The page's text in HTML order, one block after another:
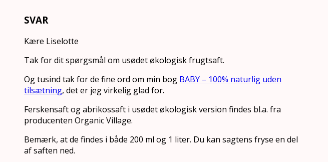
SVAR
Kære Liselotte
Tak for dit spørgsmål om usødet økologisk frugtsaft.
Og tusind tak for de fine ord om min bog BABY – 100% naturlig uden
tilsætning, det er jeg virkelig glad for.
Ferskensaft og abrikossaft i usødet økologisk version findes bl.a. fra
producenten Organic Village.
Bemærk, at de findes i både 200 ml og 1 liter. Du kan sagtens fryse en del
af saften ned.